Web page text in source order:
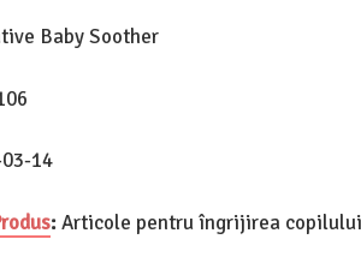
Baby Soother
14
:Articole pentru îngrijirea